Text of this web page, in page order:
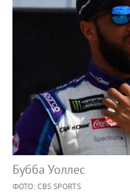
Бубба Уоллес
ФОТО: CBS SPORTS